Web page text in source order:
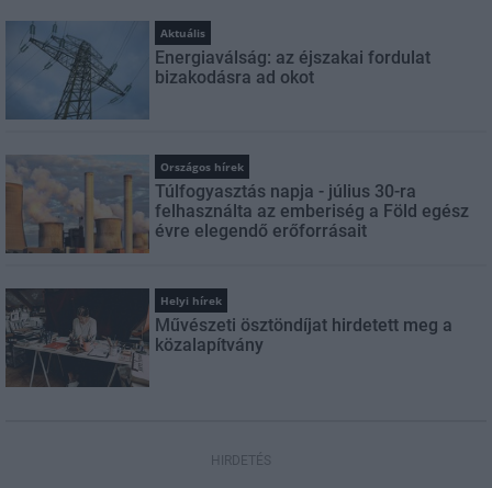
Aktuális
Energiaválság: az éjszakai fordulat
bizakodásra ad okot
Országos hírek
Túlfogyasztás napja - július 30-ra
felhasználta az emberiség a Föld egész
évre elegendő erőforrásait
Helyi hírek
Művészeti ösztöndíjat hirdetett meg a
közalapítvány
HIRDETÉS